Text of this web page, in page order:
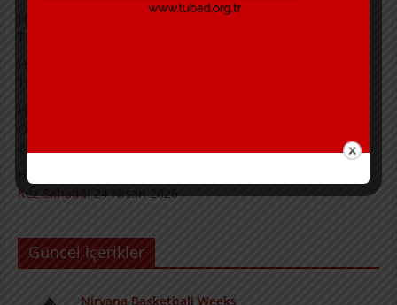
Hurşit Baytok ve Jülide Sonat Projeleri Kapsamında
Turnuvalarımızın İkinci Günü Tamamlandı
Hurşit Baytok ve Jülide Sonat Projeleri Kapsamında
Turnuvalarımız Başladı.
Hurşit Baytok ve Jülide Sonat Projeleri Kapsamında Turnuva
Öncesi Bilgilendirme Toplantısı Gerçekleştirildi.
Hurşit Baytok “Basketbolu Sevdirerek Öğretelim” Projesi 2.
Kez Sahada! 24 Nisan 2026
Güncel İçerikler
Nirvana Basketball Weeks